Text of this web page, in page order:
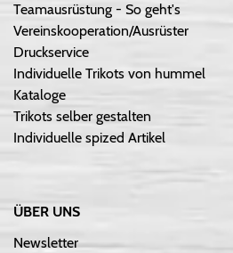
Teamausrüstung - So geht's
Vereinskooperation/Ausrüster
Druckservice
Individuelle Trikots von hummel
Kataloge
Trikots selber gestalten
Individuelle spized Artikel
ÜBER UNS
Newsletter